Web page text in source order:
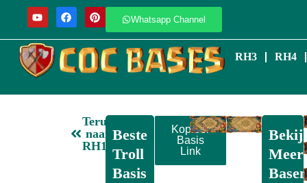
Whatsapp Channel
RH3 RH4
Terug
naar
RH14
Beste
Troll
Basis
Kopieer
Basis
Link
Bekijk
Meer
Basen